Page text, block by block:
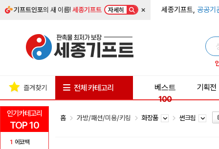
기프트인포의 새 이름!세종기프트 자세히 × 세종기프트, 공공기
인기카테고리
TOP 10
1 에코백
즐겨찾기 전체 카테고리
베스트
100
기획전
홈 가방/패션/미용/키링 화장품 썬크림